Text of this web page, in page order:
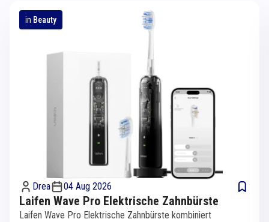
in Beauty
Drea 04 Aug 2026
Laifen Wave Pro Elektrische Zahnbürste
Laifen Wave Pro Elektrische Zahnbürste kombiniert